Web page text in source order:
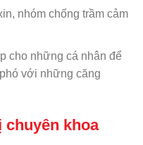
nhóm chống trầm cảm
cho những cá nhân để
với những căng
chuyên khoa